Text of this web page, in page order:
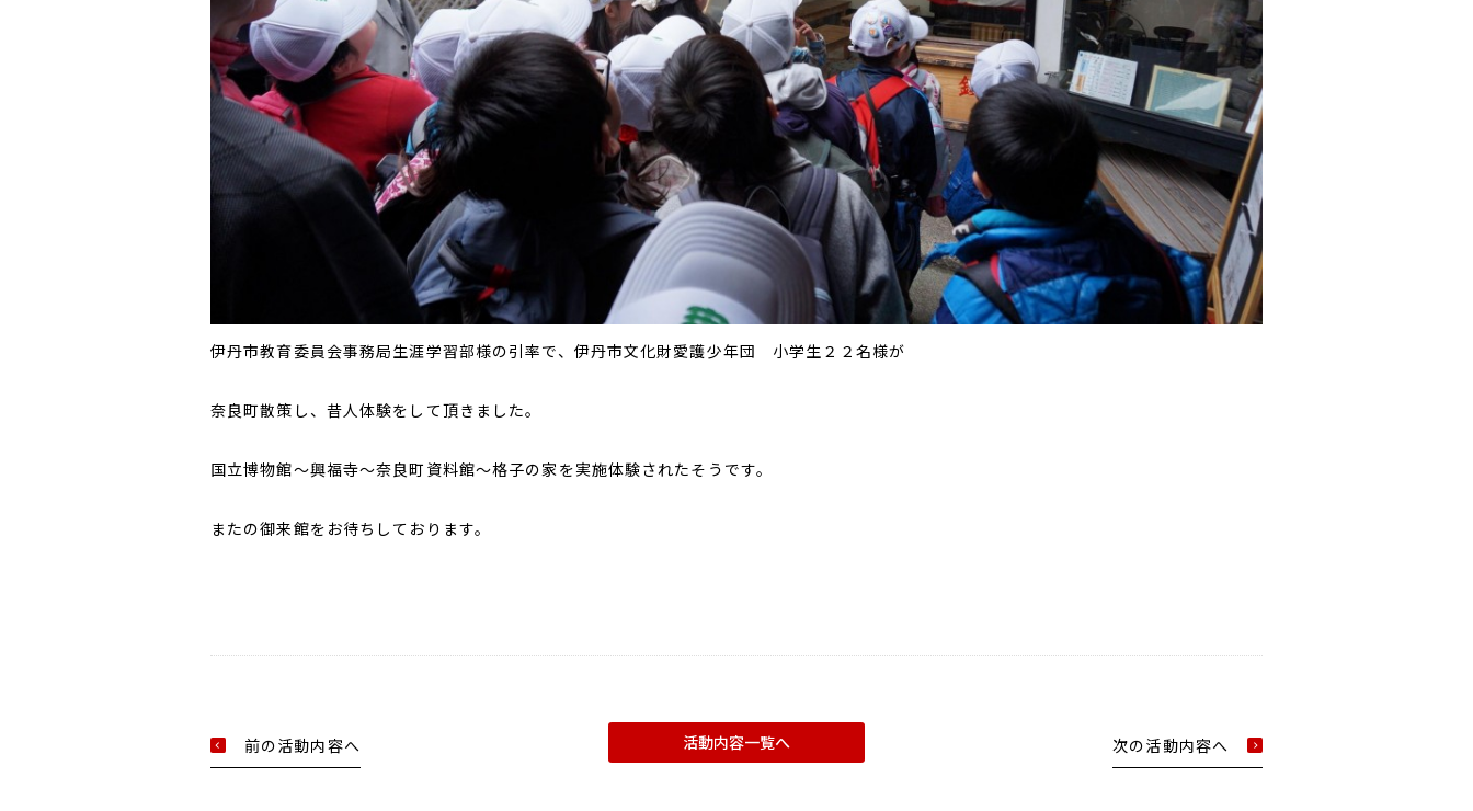
伊丹市教育委員会事務局生涯学習部様の引率で、伊丹市文化財愛護少年団 小学生２２名様が
奈良町散策し、昔人体験をして頂きました。
国立博物館～興福寺～奈良町資料館～格子の家を実施体験されたそうです。
またの御来館をお待ちしております。
前の活動内容へ 活動内容一覧へ 次の活動内容へ